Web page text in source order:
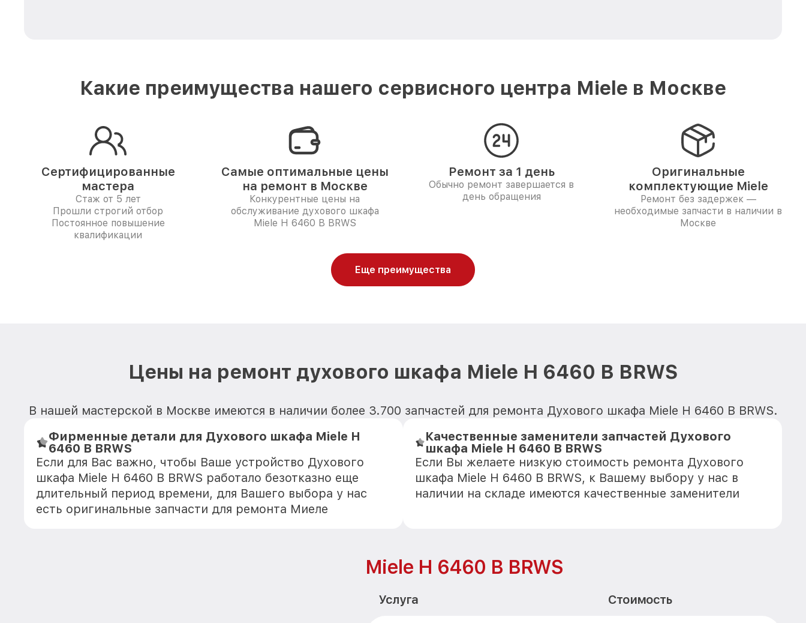
Какие преимущества нашего сервисного центра Miele в Москве
Сертифицированные
мастера
Стаж от 5 лет
Прошли строгий отбор
Постоянное повышение
квалификации
Самые оптимальные цены
на ремонт в Москве
Конкурентные цены на
обслуживание духового шкафа
Miele H 6460 B BRWS
Ремонт за 1 день
Обычно ремонт завершается в
день обращения
Оригинальные
комплектующие Miele
Ремонт без задержек —
необходимые запчасти в наличии в
Москве
Еще преимущества
Цены на ремонт духового шкафа Miele H 6460 B BRWS
В нашей мастерской в Москве имеются в наличии более 3.700 запчастей для ремонта Духового шкафа Miele H 6460 B BRWS.
Фирменные детали для Духового шкафа Miele H
6460 B BRWS
Если для Вас важно, чтобы Ваше устройство Духового
шкафа Miele H 6460 B BRWS работало безотказно еще
длительный период времени, для Вашего выбора у нас
есть оригинальные запчасти для ремонта Миеле
Качественные заменители запчастей Духового
шкафа Miele H 6460 B BRWS
Если Вы желаете низкую стоимость ремонта Духового
шкафа Miele H 6460 B BRWS, к Вашему выбору у нас в
наличии на складе имеются качественные заменители
Miele H 6460 B BRWS
Услуга Стоимость